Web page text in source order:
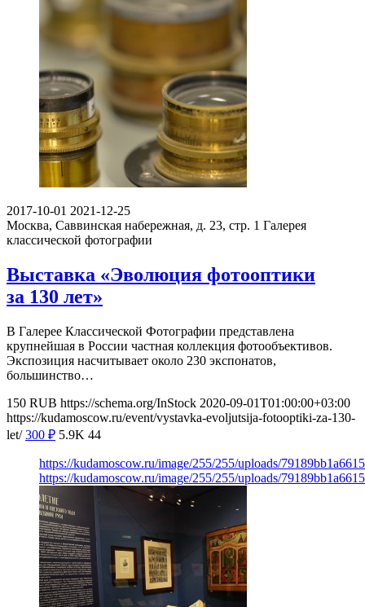
2017-10-01 2021-12-25
Москва, Саввинская набережная, д. 23, стр. 1 Галерея
классической фотографии
Выставка «Эволюция фотооптики
за 130 лет»
В Галерее Классической Фотографии представлена
крупнейшая в России частная коллекция фотообъективов.
Экспозиция насчитывает около 230 экспонатов,
большинство…
150 RUB https://schema.org/InStock 2020-09-01T01:00:00+03:00
https://kudamoscow.ru/event/vystavka-evoljutsija-fotooptiki-za-130-
let/ 300 ₽ 5.9K 44
https://kudamoscow.ru/image/255/255/uploads/
https://kudamoscow.ru/image/255/255/uploads/